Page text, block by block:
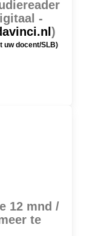
-
)
uw docent/SLB)
12 mnd /
te